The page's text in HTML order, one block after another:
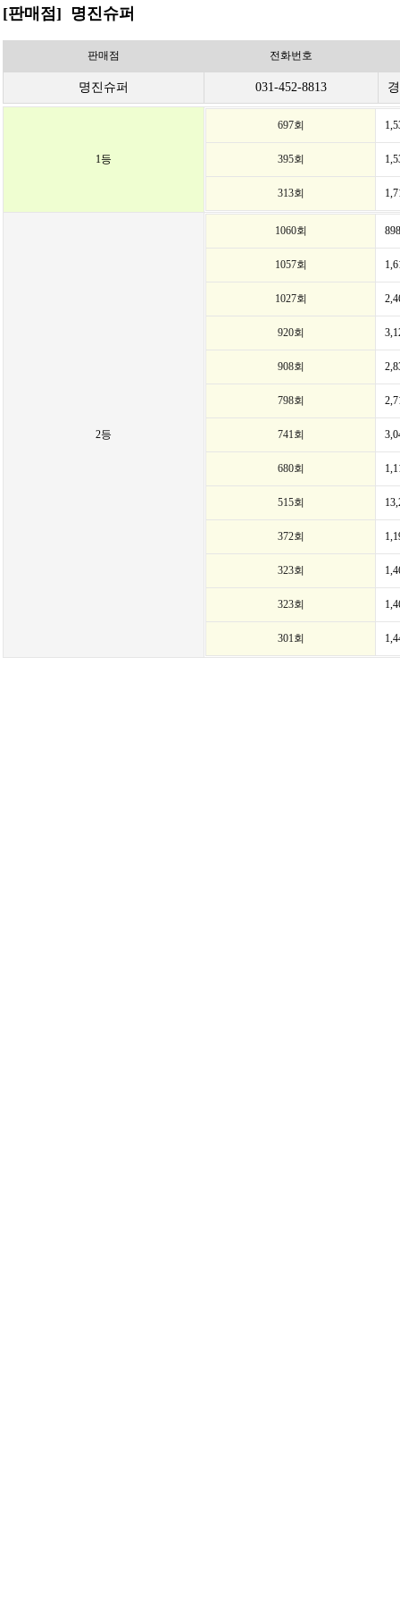
[판매점] 명진슈퍼
판매점 전화번호
명진슈퍼 031-452-8813
1등
697회
395회
313회
2등
1060회
1057회
1027회
920회
908회
798회
741회
680회
515회
372회
323회
323회
301회